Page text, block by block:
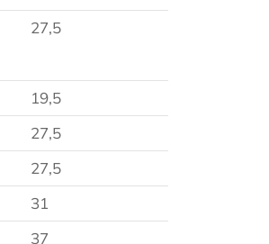
27,5
19,5
27,5
27,5
31
37